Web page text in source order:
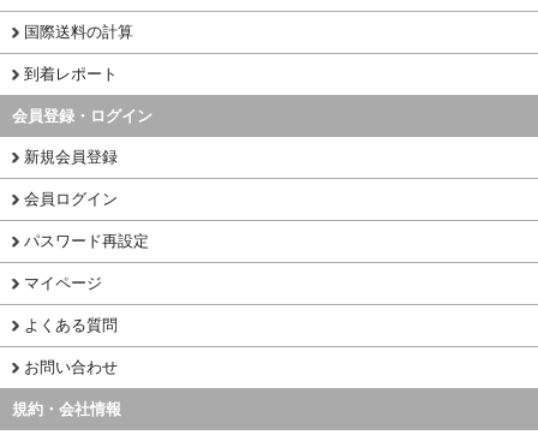
国際送料の計算
到着レポート
会員登録・ログイン
新規会員登録
会員ログイン
パスワード再設定
マイページ
よくある質問
お問い合わせ
規約・会社情報